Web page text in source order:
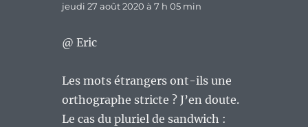
jeudi 27 août 2020 à 7 h 05 min
@ Eric
Les mots étrangers ont-ils une
orthographe stricte ? J’en doute.
Le cas du pluriel de sandwich :